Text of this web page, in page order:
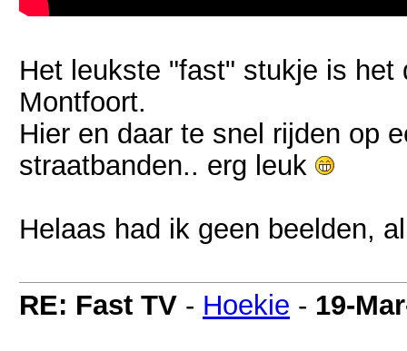
Het leukste "fast" stukje is het
Montfoort.
Hier en daar te snel rijden op
straatbanden.. erg leuk
Helaas had ik geen beelden,
RE: Fast TV - Hoekie - 19-